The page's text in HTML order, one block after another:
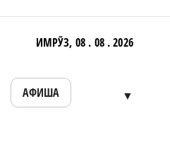
ИМРӮЗ, 08 . 08 . 2026
АФИША ▼